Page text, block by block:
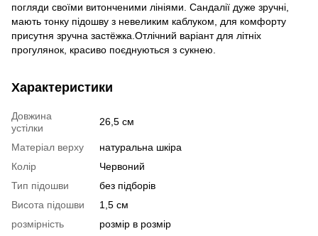
погляди своїми витонченими лініями. Сандалії дуже зручні,
мають тонку підошву з невеликим каблуком, для комфорту
присутня зручна застёжка.Отлічний варіант для літніх
прогулянок, красиво поєднуються з сукнею.
Характеристики
Довжина
устілки
26,5 см
Матеріал верху
натуральна шкіра
Колір
Червоний
Тип підошви
без підборів
Висота підошви
1,5 см
розмірність
розмір в розмір